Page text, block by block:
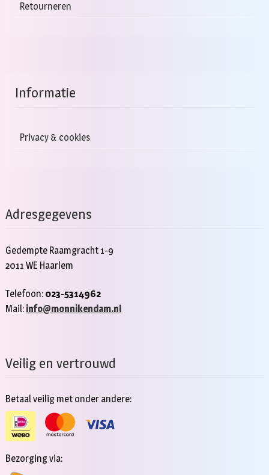
Retourneren
Informatie
Privacy & cookies
Adresgegevens
Gedempte Raamgracht 1-9
2011 WE Haarlem
Telefoon: 023-5314962
Mail: info@monnikendam.nl
Veilig en vertrouwd
Betaal veilig met onder andere:
Bezorging via: